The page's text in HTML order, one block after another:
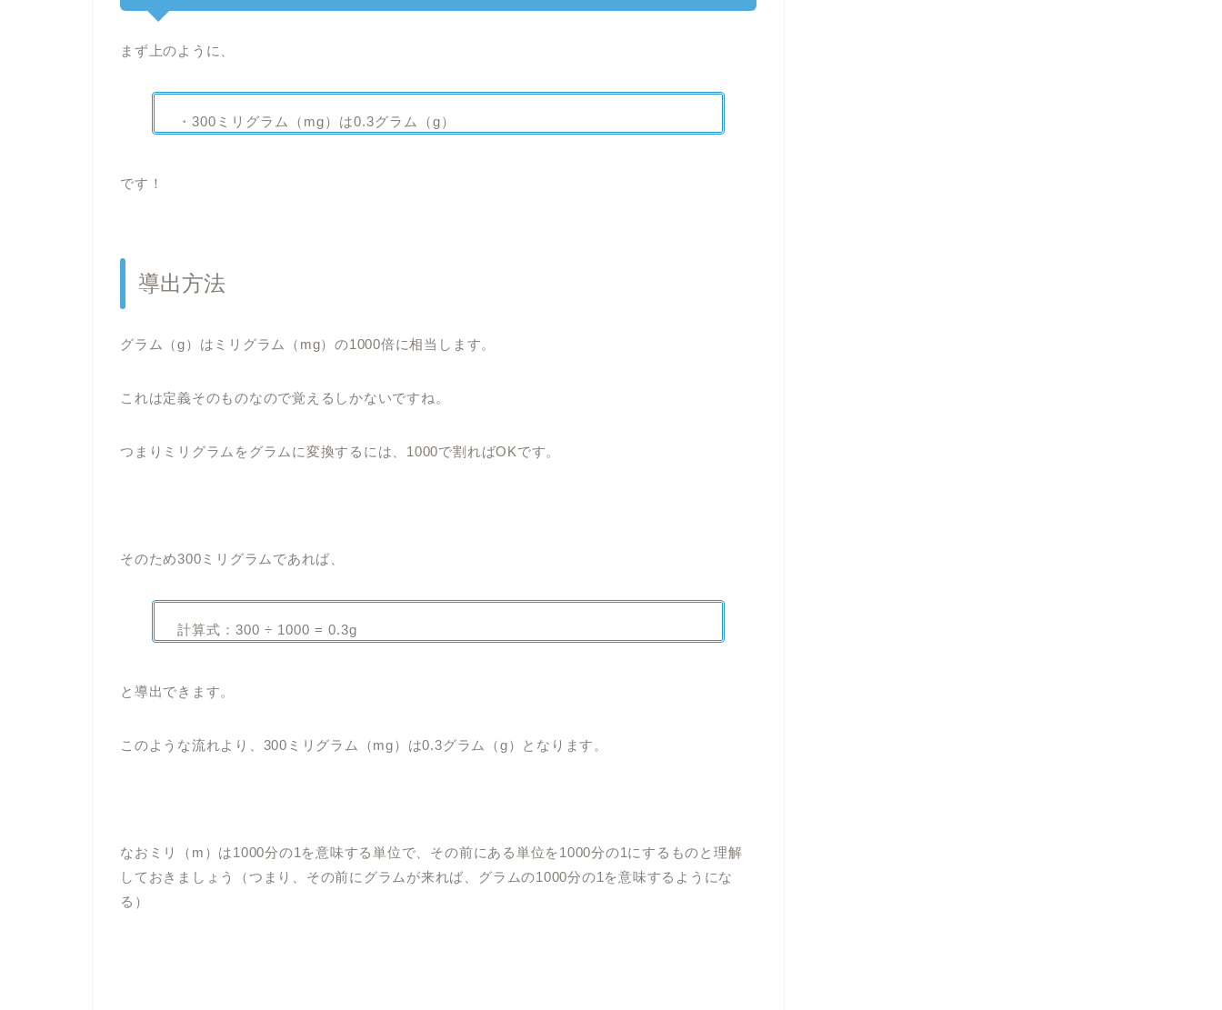
まず上のように、
・300ミリグラム（mg）は0.3グラム（g）
です！
導出方法
グラム（g）はミリグラム（mg）の1000倍に相当します。
これは定義そのものなので覚えるしかないですね。
つまりミリグラムをグラムに変換するには、1000で割ればOKです。
そのため300ミリグラムであれば、
計算式：300 ÷ 1000 = 0.3g
と導出できます。
このような流れより、300ミリグラム（mg）は0.3グラム（g）となります。
なおミリ（m）は1000分の1を意味する単位で、その前にある単位を1000分の1にするものと理解
しておきましょう（つまり、その前にグラムが来れば、グラムの1000分の1を意味するようにな
る）